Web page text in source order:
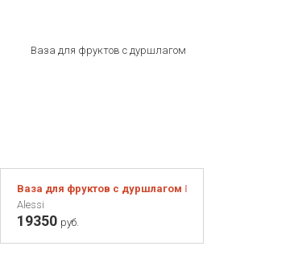
эвкалиптовая
Ваза для фруктов с дуршлагом Black foot
Alessi
19350 руб.